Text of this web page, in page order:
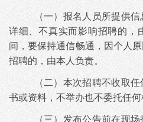
（一）报名人员所提供
详细、不真实而影响招聘的，
间，要保持通信畅通，因个人
招聘的，由本人负责。
（二）本次招聘不收取
书或资料，不举办也不委托任何
（三）发布公告前在现